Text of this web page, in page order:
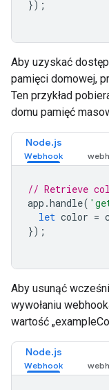
});
Aby uzyskać
pamięci domowej,
Ten przykład
domu pamięć
Node.js
// Retrieve
app .handle(
let color =
});
Aby usunąć
wywołaniu
wartość
Node.js